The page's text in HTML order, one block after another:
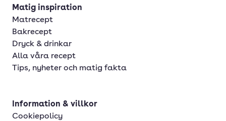
Matig inspiration
Matrecept
Bakrecept
Dryck & drinkar
Alla våra recept
Tips, nyheter och matig fakta
Information & villkor
Cookiepolicy